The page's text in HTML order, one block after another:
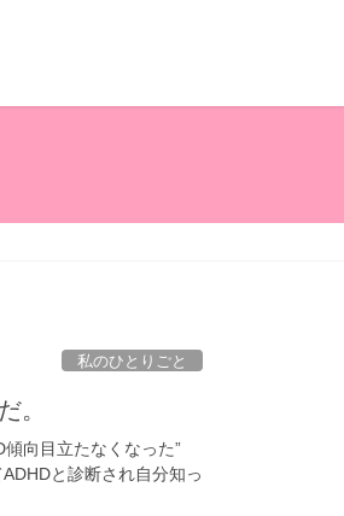
私のひとりごと
。
傾向目立たなくなった”
と診断され自分知っ